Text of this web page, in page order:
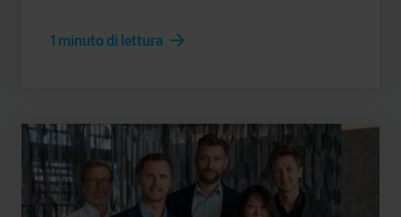
1 minuto di lettura